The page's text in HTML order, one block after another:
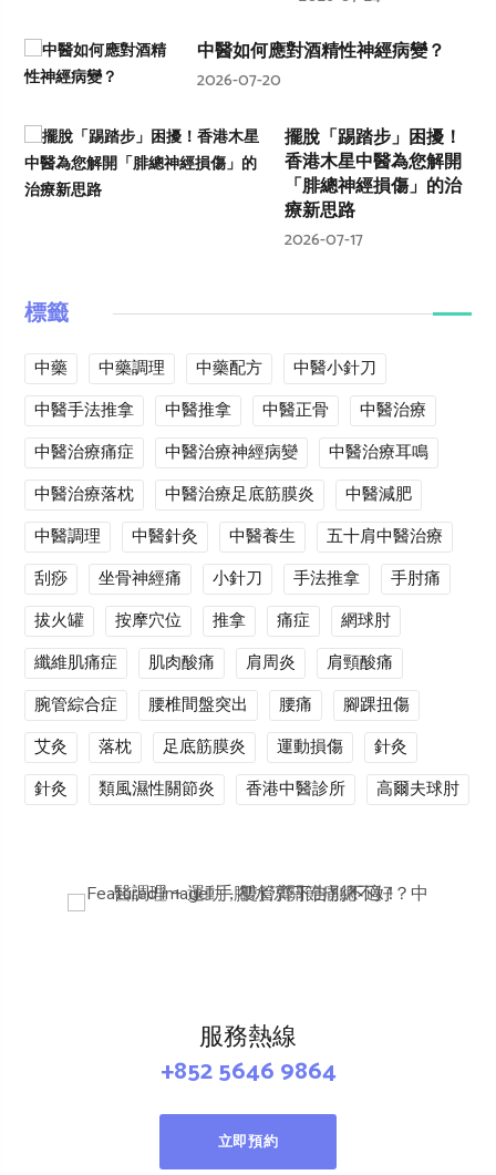
中醫如何應對酒精性神經病變？
2026-07-20
擺脫「踢踏步」困擾！
香港木星中醫為您解開
「腓總神經損傷」的治
療新思路
2026-07-17
標籤
中藥 中藥調理 中藥配方
中醫小針刀
中醫手法推拿
中醫推拿 中醫正骨
中醫治療
中醫治療痛症
中醫治療神經病變
中醫治療耳鳴
中醫治療落枕
中醫治療足底筋膜炎
中醫減肥
中醫調理
中醫針灸 中醫養生
五十肩中醫治療
刮痧
坐骨神經痛 小針刀 手法推拿
手肘痛
拔火罐
按摩穴位 推拿 痛症
網球肘
纖維肌痛症
肌肉酸痛 肩周炎
肩頸酸痛
腕管綜合症
腰椎間盤突出 腰痛
腳踝扭傷
艾灸
落枕 足底筋膜炎 運動損傷
針灸
針灸
類風濕性關節炎 香港中醫診所 高爾夫球肘
服務熱線
+852 5646 9864
立即預約